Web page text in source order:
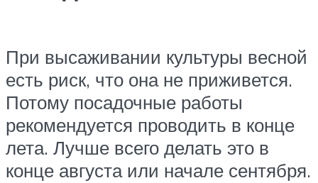
При высаживании культуры весной
есть риск, что она не приживется.
Потому посадочные работы
рекомендуется проводить в конце
лета. Лучше всего делать это в
конце августа или начале сентября.